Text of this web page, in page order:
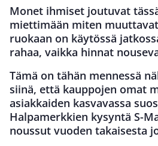
Monet ihmiset joutuvat
miettimään miten
ruokaan on käytössä
rahaa, vaikka hinnat
Tämä on tähän mennessä
siinä, että kauppojen omat
asiakkaiden kasvavassa
Halpamerkkien kysyntä S-
noussut vuoden takaisesta